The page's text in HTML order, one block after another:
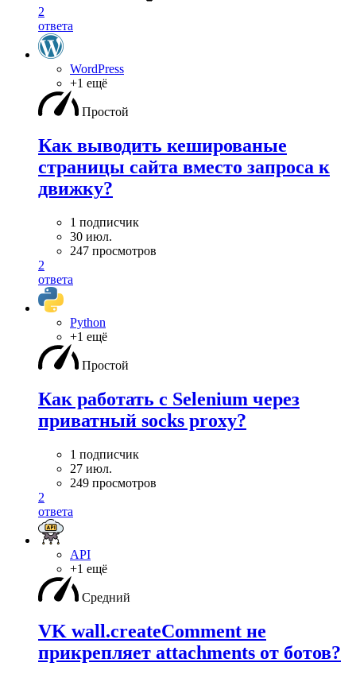
2
ответа
WordPress
+1 ещё
Простой
Как выводить кешированые
страницы сайта вместо запроса к
движку?
1 подписчик
30 июл.
247 просмотров
2
ответа
Python
+1 ещё
Простой
Как работать с Selenium через
приватный socks proxy?
1 подписчик
27 июл.
249 просмотров
2
ответа
API
+1 ещё
Средний
VK wall.createComment не
прикрепляет attachments от ботов?